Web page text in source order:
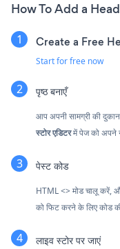
How To Add a
Create a Free
Start for free now
पृष्ठ बनाएँ
आप अपनी सामग्री की
स्टोर एडिटरमें पेज को अपने
पेस्ट कोड
HTML <> मोड चालू करें,
को फिट करने के लिए कोड
लाइव स्टोर पर जाएं